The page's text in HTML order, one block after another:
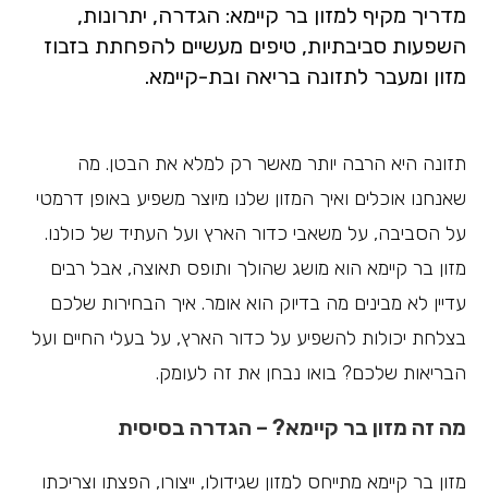
מדריך מקיף למזון בר קיימא: הגדרה, יתרונות,
השפעות סביבתיות, טיפים מעשיים להפחתת בזבוז
מזון ומעבר לתזונה בריאה ובת-קיימא.
תזונה היא הרבה יותר מאשר רק למלא את הבטן. מה
שאנחנו אוכלים ואיך המזון שלנו מיוצר משפיע באופן דרמטי
על הסביבה, על משאבי כדור הארץ ועל העתיד של כולנו.
מזון בר קיימא הוא מושג שהולך ותופס תאוצה, אבל רבים
עדיין לא מבינים מה בדיוק הוא אומר. איך הבחירות שלכם
בצלחת יכולות להשפיע על כדור הארץ, על בעלי החיים ועל
הבריאות שלכם? בואו נבחן את זה לעומק.
מה זה מזון בר קיימא? – הגדרה בסיסית
מזון בר קיימא מתייחס למזון שגידולו, ייצורו, הפצתו וצריכתו